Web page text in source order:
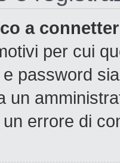
a
per cui
password
un
errore di